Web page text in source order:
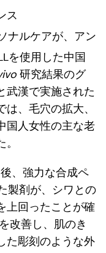
ス
ナルケアが、アン
を使用した中国
研究結果のグ
武漢で実施された
、毛穴の拡大、
国人女性の主な老
、強力な合成ペ
製剤が、シワとの
上回ったことが確
改善し、肌のき
た彫刻のような外